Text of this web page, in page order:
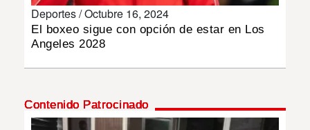
Deportes /Octubre 16, 2024
El boxeo sigue con opción de estar en Los
Angeles 2028
Contenido Patrocinado